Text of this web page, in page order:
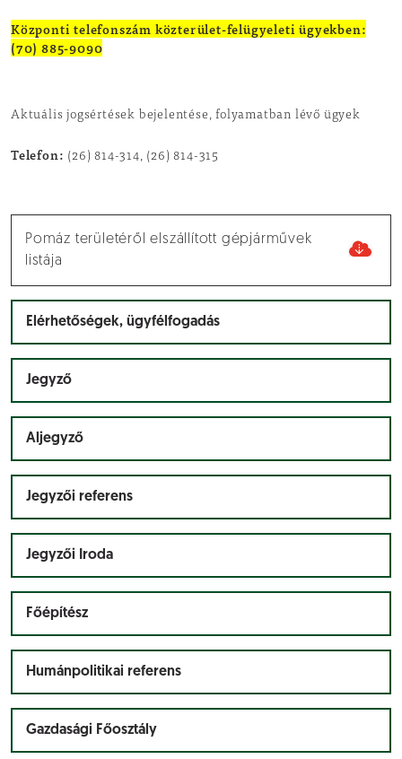
Központi telefonszám közterület-felügyeleti ügyekben:
(70) 885-9090
Aktuális jogsértések bejelentése, folyamatban lévő ügyek
Telefon: (26) 814-314, (26) 814-315
Pomáz területéről elszállított gépjárművek
listája
Elérhetőségek, ügyfélfogadás
Jegyző
Aljegyző
Jegyzői referens
Jegyzői Iroda
Főépítész
Humánpolitikai referens
Gazdasági Főosztály